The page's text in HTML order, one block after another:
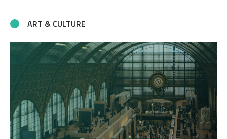
ART & CULTURE